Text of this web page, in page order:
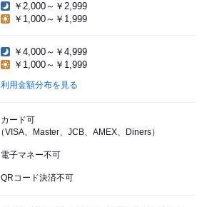
￥2,000～￥2,999
￥1,000～￥1,999
￥4,000～￥4,999
￥1,000～￥1,999
利用金額分布を見る
カード可
（VISA、Master、JCB、AMEX、Diners）
電子マネー不可
QRコード決済不可